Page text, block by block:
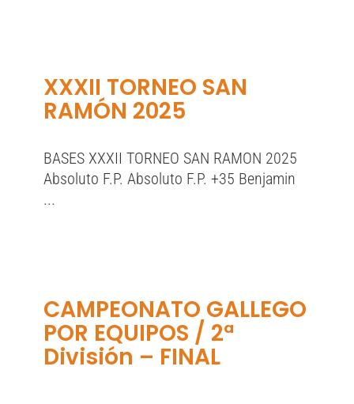
XXXII TORNEO SAN
RAMÓN 2025
BASES XXXII TORNEO SAN RAMON 2025
Absoluto F.P. Absoluto F.P. +35 Benjamin
...
CAMPEONATO GALLEGO
POR EQUIPOS / 2ª
División – FINAL